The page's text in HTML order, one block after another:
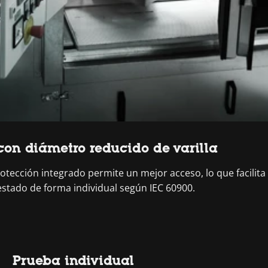
diámetro reducido de varilla
integrado permite un mejor acceso, lo que
de forma individual según IEC 60900.
Prueba individual